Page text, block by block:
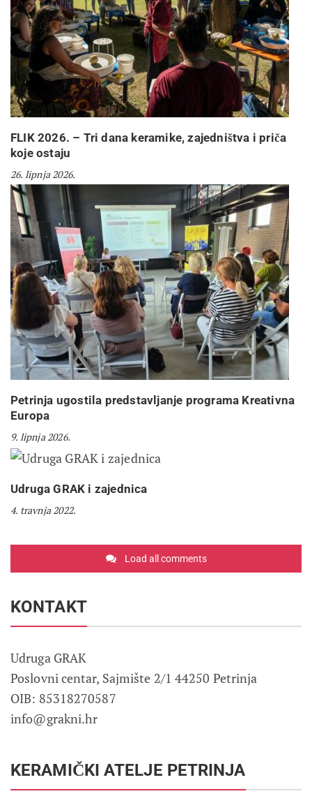
FLIK 2026. – Tri dana keramike, zajedništva i priča
koje ostaju
26. lipnja 2026.
Petrinja ugostila predstavljanje programa Kreativna
Europa
9. lipnja 2026.
Udruga GRAK i zajednica
4. travnja 2022.
Load all comments
KONTAKT
Udruga GRAK
Poslovni centar, Sajmište 2/1 44250 Petrinja
OIB: 85318270587
info@grakni.hr
KERAMIČKI ATELJE PETRINJA